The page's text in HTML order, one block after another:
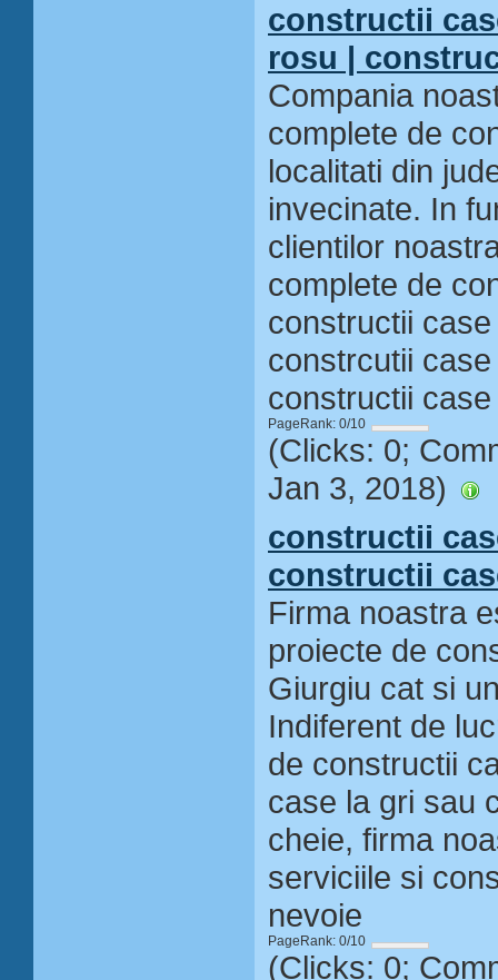
constructii
rosu |
Compania
complete de
localitati din
invecinate. In
clientilor
complete de
constructii
constrcutii
constructii
PageRank: 0/10
(Clicks: 0;
Jan 3, 2018)
constructii
constructii
Firma noastra
proiecte de
Giurgiu cat si
Indiferent de
de constructii
case la gri sau
cheie, firma
serviciile si
nevoie
PageRank: 0/10
(Clicks: 0;